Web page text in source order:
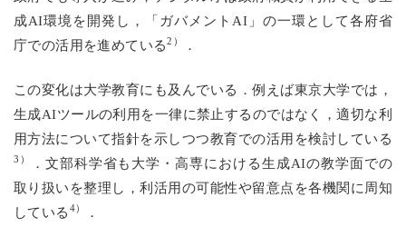
成AI環境を開発し，「ガバメントAI」の一環として各府省
庁での活用を進めている2） ．
この変化は大学教育にも及んでいる．例えば東京大学では，
生成AIツールの利用を一律に禁止するのではなく，適切な利
用方法について指針を示しつつ教育での活用を検討している
3）
．文部科学省も大学・高専における生成AIの教学面での
取り扱いを整理し，利活用の可能性や留意点を各機関に周知
している 4） ．